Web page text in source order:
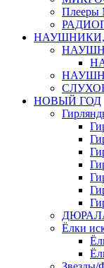
Плееры
НОВЫЙ ГОД
Ёлки